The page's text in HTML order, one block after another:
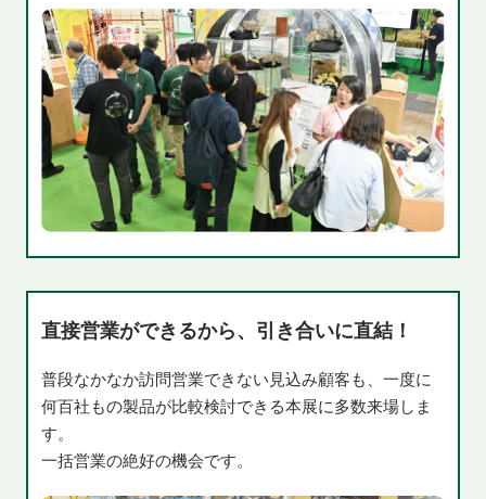
直接営業ができるから、引き合いに直結！
普段なかなか訪問営業できない見込み顧客も、一度に
何百社もの製品が比較検討できる本展に多数来場しま
す。
一括営業の絶好の機会です。